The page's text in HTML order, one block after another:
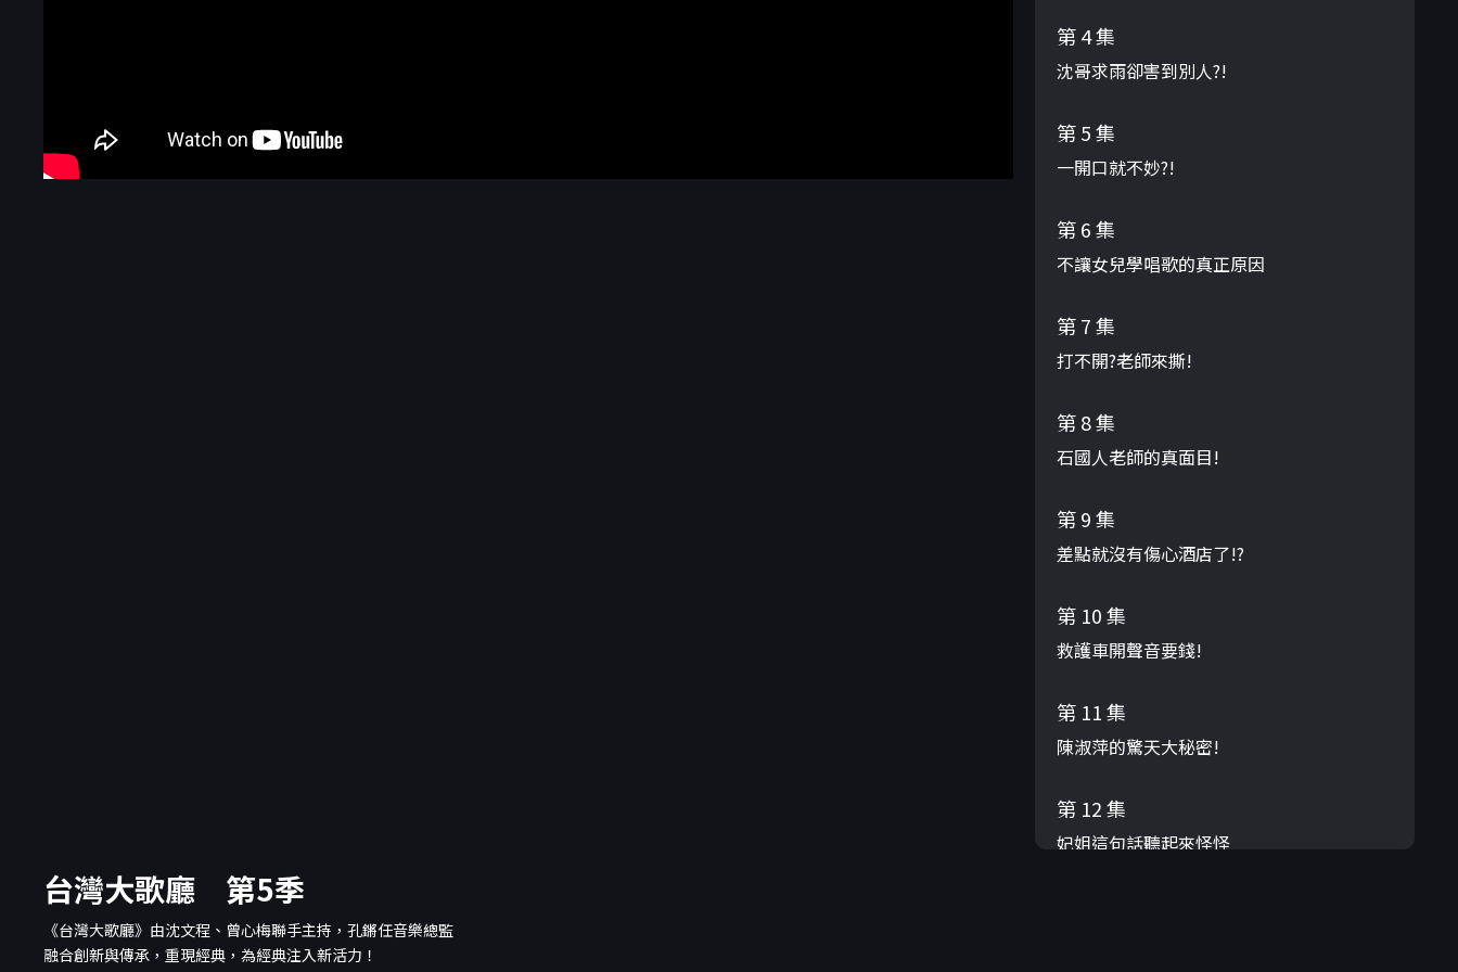
第 4 集
沈哥求雨卻害到別人?!
第 5 集
一開口就不妙?!
第 6 集
不讓女兒學唱歌的真正原因
第 7 集
打不開?老師來撕!
第 8 集
石國人老師的真面目!
第 9 集
差點就沒有傷心酒店了!?
第 10 集
救護車開聲音要錢!
第 11 集
陳淑萍的驚天大秘密!
第 12 集
妃姐這句話聽起來怪怪
台灣大歌廳 第5季
《台灣大歌廳》由沈文程、曾心梅聯手主持，孔鏘任音樂總監
融合創新與傳承，重現經典，為經典注入新活力！